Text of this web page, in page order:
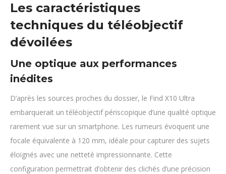
Les caractéristiques
techniques du téléobjectif
dévoilées
Une optique aux performances
inédites
D’après les sources proches du dossier, le Find X10 Ultra
embarquerait un téléobjectif périscopique d’une qualité optique
rarement vue sur un smartphone. Les rumeurs évoquent une
focale équivalente à 120 mm, idéale pour capturer des sujets
éloignés avec une netteté impressionnante. Cette
configuration permettrait d’obtenir des clichés d’une précision